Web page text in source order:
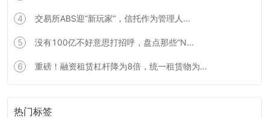
4 交易所ABS迎“新玩家”，信托作为管理人...
5 没有100亿不好意思打招呼，盘点那些“N...
6 重磅！融资租赁杠杆降为8倍，统一租赁物为...
热门标签